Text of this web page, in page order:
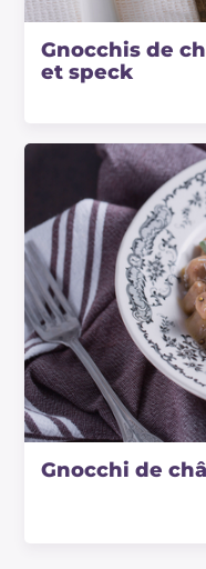
Gnocchis de
et speck
Gnocchi de